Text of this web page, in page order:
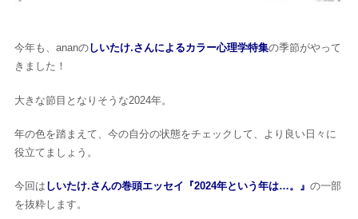
今年も、ananのしいたけ.さんによるカラー心理学特集の季節がやって
きました！
大きな節目となりそうな2024年。
年の色を踏まえて、今の自分の状態をチェックして、より良い日々に
役立てましょう。
今回は しいたけ.さんの巻頭エッセイ『2024年という年は…。』 の一部
を抜粋します。